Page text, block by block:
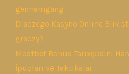
gennemgang
Dlaczego Kasyno Online Blik
graczy?
Mostbet Bonus Tarixçəsini
İpuçları və Taktikalar